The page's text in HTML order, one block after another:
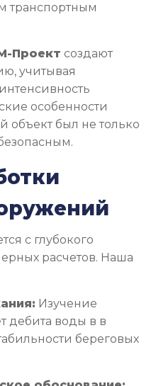
транспортным
Проект создают
учитывая
особенности
объект был не только
с глубокого
расчетов. Наша
Изучение
дебита воды в в
береговых